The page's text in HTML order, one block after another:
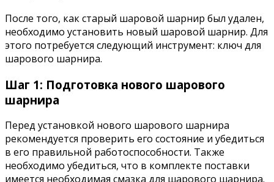
После того, как старый шаровой шарнир был удален,
необходимо установить новый шаровой шарнир. Для
этого потребуется следующий инструмент: ключ для
шарового шарнира.
Шаг 1: Подготовка нового шарового
шарнира
Перед установкой нового шарового шарнира
рекомендуется проверить его состояние и убедиться
в его правильной работоспособности. Также
необходимо убедиться, что в комплекте поставки
имеется необходимая смазка для шарового шарнира.